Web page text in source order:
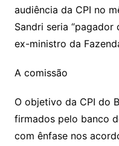
audiência da CPI no
Sandri seria
ex-ministro da
A comissão
O objetivo da CPI do
firmados pelo banco
com ênfase nos